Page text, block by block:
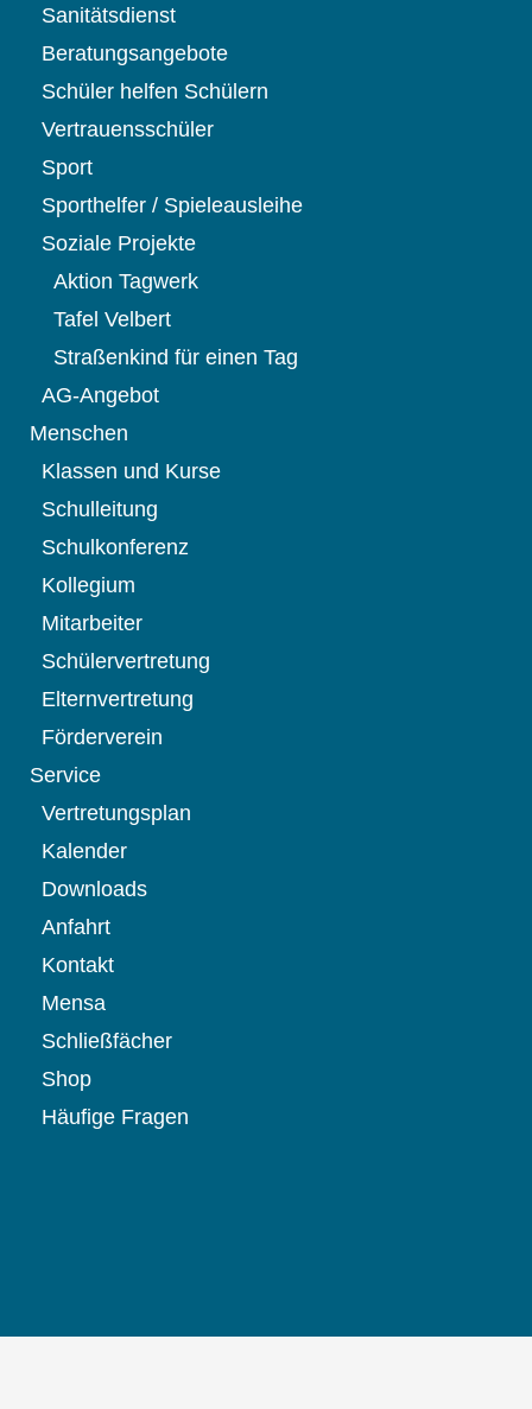
Sanitätsdienst
Beratungsangebote
Schüler helfen Schülern
Vertrauensschüler
Sport
Sporthelfer / Spieleausleihe
Soziale Projekte
Aktion Tagwerk
Tafel Velbert
Straßenkind für einen Tag
AG-Angebot
Menschen
Klassen und Kurse
Schulleitung
Schulkonferenz
Kollegium
Mitarbeiter
Schülervertretung
Elternvertretung
Förderverein
Service
Vertretungsplan
Kalender
Downloads
Anfahrt
Kontakt
Mensa
Schließfächer
Shop
Häufige Fragen